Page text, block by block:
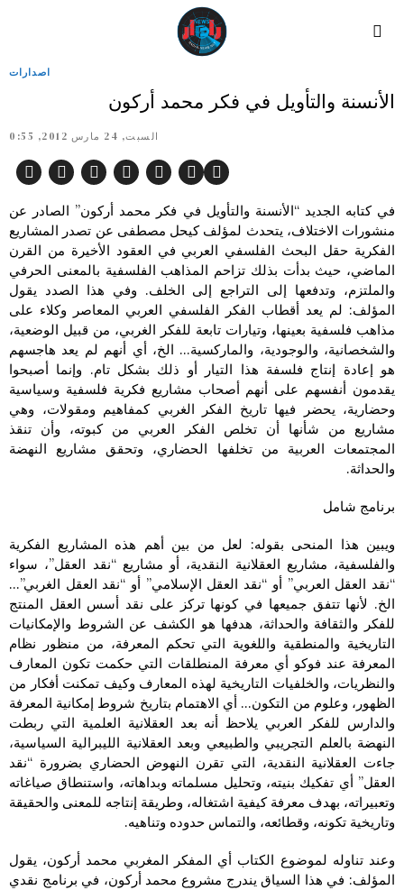
اصدارات
الأنسنة والتأويل في فكر محمد أركون
السبت, 24 مارس 2012, 0:55
في كتابه الجديد “الأنسنة والتأويل في فكر محمد أركون” الصادر عن
منشورات الاختلاف، يتحدث لمؤلف كيحل مصطفى عن تصدر المشاريع
الفكرية حقل البحث الفلسفي العربي في العقود الأخيرة من القرن
الماضي، حيث بدأت بذلك تزاحم المذاهب الفلسفية بالمعنى الحرفي
والملتزم، وتدفعها إلى التراجع إلى الخلف. وفي هذا الصدد يقول
المؤلف: لم يعد أقطاب الفكر الفلسفي العربي المعاصر وكلاء على
مذاهب فلسفية بعينها، وتيارات تابعة للفكر الغربي، من قبيل الوضعية،
والشخصانية، والوجودية، والماركسية… الخ، أي أنهم لم يعد هاجسهم
هو إعادة إنتاج فلسفة هذا التيار أو ذلك بشكل تام. وإنما أصبحوا
يقدمون أنفسهم على أنهم أصحاب مشاريع فكرية فلسفية وسياسية
وحضارية، يحضر فيها تاريخ الفكر الغربي كمفاهيم ومقولات، وهي
مشاريع من شأنها أن تخلص الفكر العربي من كبوته، وأن تنقذ
المجتمعات العربية من تخلفها الحضاري، وتحقق مشاريع النهضة
والحداثة.
برنامج شامل
ويبين هذا المنحى بقوله: لعل من بين أهم هذه المشاريع الفكرية
والفلسفية، مشاريع العقلانية النقدية، أو مشاريع “نقد العقل”، سواء
“نقد العقل العربي” أو “نقد العقل الإسلامي” أو “نقد العقل الغربي”…
الخ. لأنها تتفق جميعها في كونها تركز على نقد أسس العقل المنتج
للفكر والثقافة والحداثة، هدفها هو الكشف عن الشروط والإمكانيات
التاريخية والمنطقية واللغوية التي تحكم المعرفة، من منظور نظام
المعرفة عند فوكو أي معرفة المنطلقات التي حكمت تكون المعارف
والنظريات، والخلفيات التاريخية لهذه المعارف وكيف تمكنت أفكار من
الظهور، وعلوم من التكون… أي الاهتمام بتاريخ شروط إمكانية المعرفة
والدارس للفكر العربي يلاحظ أنه بعد العقلانية العلمية التي ربطت
النهضة بالعلم التجريبي والطبيعي وبعد العقلانية الليبرالية السياسية،
جاءت العقلانية النقدية، التي تقرن النهوض الحضاري بضرورة “نقد
العقل” أي تفكيك بنيته، وتحليل مسلماته وبداهاته، واستنطاق صياغاته
وتعبيراته، بهدف معرفة كيفية اشتغاله، وطريقة إنتاجه للمعنى والحقيقة
وتاريخية تكونه، وقطائعه، والتماس حدوده وتناهيه.
وعند تناوله لموضوع الكتاب أي المفكر المغربي محمد أركون، يقول
المؤلف: في هذا السياق يندرج مشروع محمد أركون، في برنامج نقدي